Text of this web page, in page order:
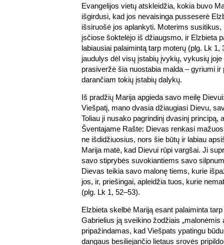
Evangelijos vietų atskleidžia, kokia buvo
išgirdusi, kad jos nevaisinga pusseserė
išsiruošė jos aplankyti. Moterims
įsčiose šoktelėjo iš džiaugsmo, ir Elzbieta
labiausiai palaimintą tarp moterų (plg. Lk 1,
jaudulys dėl visų įstabių įvykių, vykusių joje
prasiveržė šia nuostabia malda – gyriumi ir
darančiam tokių įstabių dalykų.
Iš pradžių Marija apgieda savo meilę
Viešpatį, mano dvasia džiaugiasi Dievu,
Toliau ji nusako pagrindinį dvasinį principą,
Šventajame Rašte: Dievas renkasi
ne išdidžiuosius, nors šie būtų ir labiau
Marija matė, kad Dievui rūpi vargšai. Ji
savo stiprybės suvokiantiems savo
Dievas teikia savo malonę tiems, kurie
jos, ir, priešingai, apleidžia tuos, kurie
(plg. Lk 1, 52–53).
Elzbieta skelbė Mariją esant palaiminta
Gabrielius ją sveikino žodžiais „malonėmis
pripažindamas, kad Viešpats ypatingu
dangaus besiliejančio lietaus srovės